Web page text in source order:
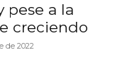
pese a la
creciendo
de 2022